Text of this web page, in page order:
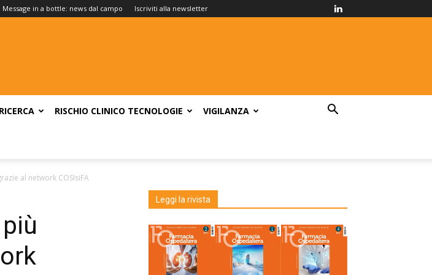
Message in a bottle: news dal campo Iscriviti alla newsletter
RICERCA RISCHIO CLINICO TECNOLOGIE VIGILANZA
al network COSIsiFA
Leggi la rivista